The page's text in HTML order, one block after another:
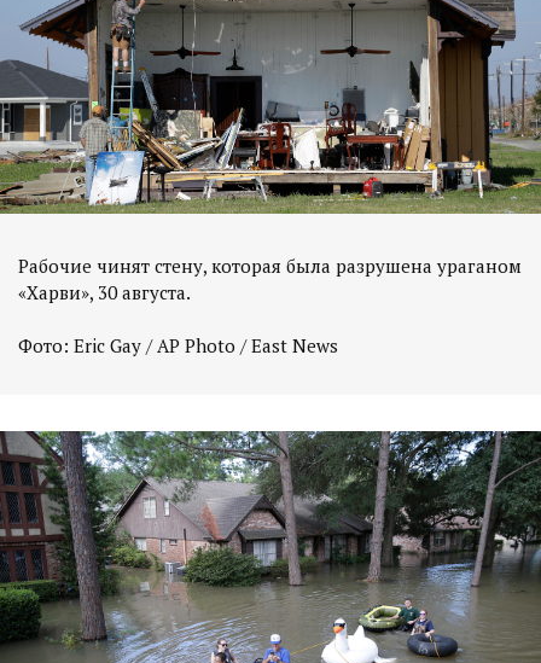
Рабочие чинят стену, которая была разрушена ураганом
«Харви», 30 августа.
Фото: Eric Gay / AP Photo / East News